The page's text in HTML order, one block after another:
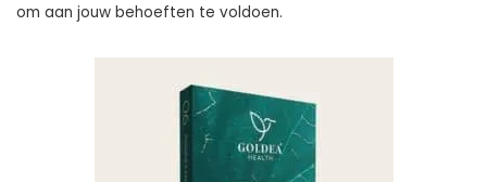
om aan jouw behoeften te voldoen.